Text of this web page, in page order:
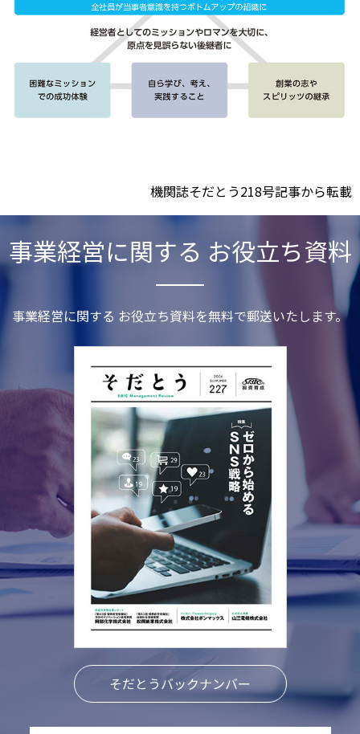
機関誌そだとう218号記事から転載
事業経営に関する お役立ち資料
事業経営に関する お役立ち資料を無料で郵送いたします。
そだとうバックナンバー